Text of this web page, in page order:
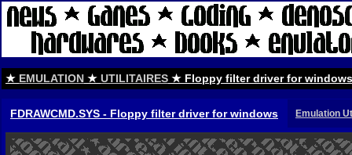
★ EMULATION ★ UTILITAIRES ★ Floppy filter driver for
FDRAWCMD.SYS - Floppy filter driver for windows Emulation